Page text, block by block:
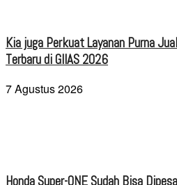
Kia juga Perkuat Layanan Purna
Terbaru di GIIAS 2026
7 Agustus 2026
Honda Super-ONE Sudah Bisa